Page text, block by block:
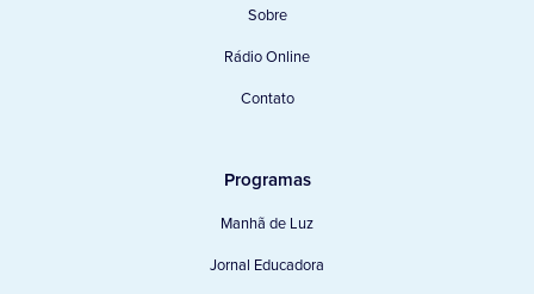
Sobre
Rádio Online
Contato
Programas
Manhã de Luz
Jornal Educadora